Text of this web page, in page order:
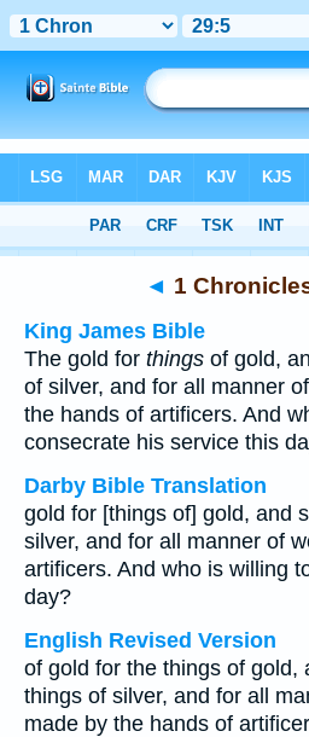
> 1 Chronicles 29:5
◄ 1
King James Bible
The gold for things of gold,
of silver, and for all manner
the hands of artificers. And
consecrate his service this
Darby Bible Translation
gold for [things of] gold, and
silver, and for all manner of
artificers. And who is willing
day?
English Revised Version
of gold for the things of gold,
things of silver, and for all
made by the hands of